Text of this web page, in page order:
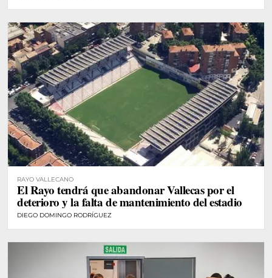
RAYO VALLECANO
El Rayo tendrá que abandonar Vallecas por el
deterioro y la falta de mantenimiento del estadio
DIEGO DOMINGO RODRÍGUEZ